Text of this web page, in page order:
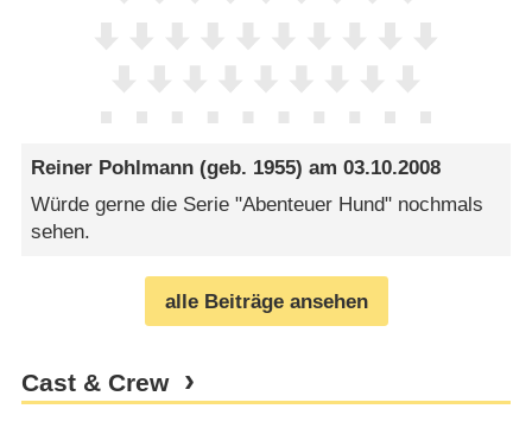
Reiner Pohlmann (geb. 1955) am03.10.2008
Würde gerne die Serie "Abenteuer Hund" nochmals
sehen.
alle Beiträge ansehen
Cast & Crew